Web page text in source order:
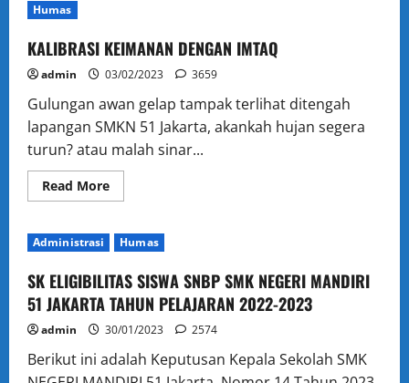
Humas
KALIBRASI KEIMANAN DENGAN IMTAQ
admin 03/02/2023 3659
Gulungan awan gelap tampak terlihat ditengah
lapangan SMKN 51 Jakarta, akankah hujan segera
turun? atau malah sinar...
Read MoreRead
more
KEIMANAN
DENGAN
Administrasi Humas
SK ELIGIBILITAS SISWA SNBP SMK NEGERI MANDIRI
51 JAKARTA TAHUN PELAJARAN 2022-2023
admin 30/01/2023 2574
Berikut ini adalah Keputusan Kepala Sekolah SMK